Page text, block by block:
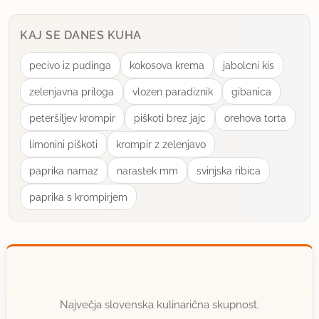
KAJ SE DANES KUHA
pecivo iz pudinga kokosova krema jabolcni kis
zelenjavna priloga vlozen paradiznik gibanica
peteršiljev krompir piškoti brez jajc orehova torta
limonini piškoti krompir z zelenjavo
paprika namaz narastek mm svinjska ribica
paprika s krompirjem
Največja slovenska kulinarična skupnost.